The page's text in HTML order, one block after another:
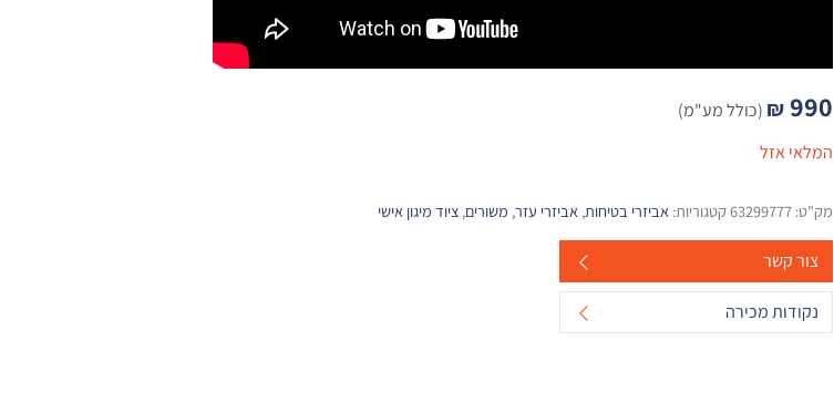
₪990
(כולל מע"מ)
המלאי אזל
מק"ט: 63299777 קטגוריות: אביזרי בטיחות, אביזרי עזר, משורים, ציוד מיגון אישי
צור קשר
נקודות מכירה